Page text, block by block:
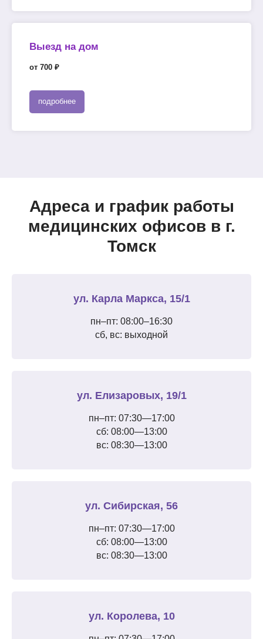
Выезд на дом
от 700 ₽
подробнее
Адреса и график работы
медицинских офисов в г.
Томск
ул. Карла Маркса, 15/1
пн–пт: 08:00–16:30
сб, вс: выходной
ул. Елизаровых, 19/1
пн–пт: 07:30—17:00
сб: 08:00—13:00
вс: 08:30—13:00
ул. Сибирская, 56
пн–пт: 07:30—17:00
сб: 08:00—13:00
вс: 08:30—13:00
ул. Королева, 10